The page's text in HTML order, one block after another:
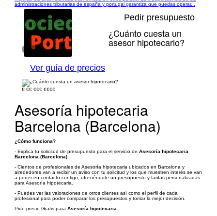
administraciones tributarias de españa y portugal garantiza que puedas operar...
1/1
Pedir presupuesto
¿Cuánto cuesta un
asesor hipotecario?
Ver guía de precios
€ €€ €€€ €€€€
Asesoría hipotecaria
Barcelona (Barcelona)
¿Cómo funciona?
- Explica tu solicitud de presupuesto para el servicio de Asesoría hipotecaria
Barcelona (Barcelona)
- Cientos de profesionales de Asesoría hipotecaria ubicados en Barcelona y
alrededores van a recibir un aviso con tu solicitud y los que muestren interés se van
a poner en contacto contigo, ofreciéndote un presupuesto y tarifas personalizadas
para Asesoría hipotecaria.
- Puedes ver las valoraciones de otros clientes así como el perfil de cada
profesional para poder comparar los presupuestos y tomar la mejor decisión.
Pide precio Gratis para Asesoría hipotecaria